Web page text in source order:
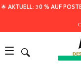
🌟 AKTUELL: 30 % AUF